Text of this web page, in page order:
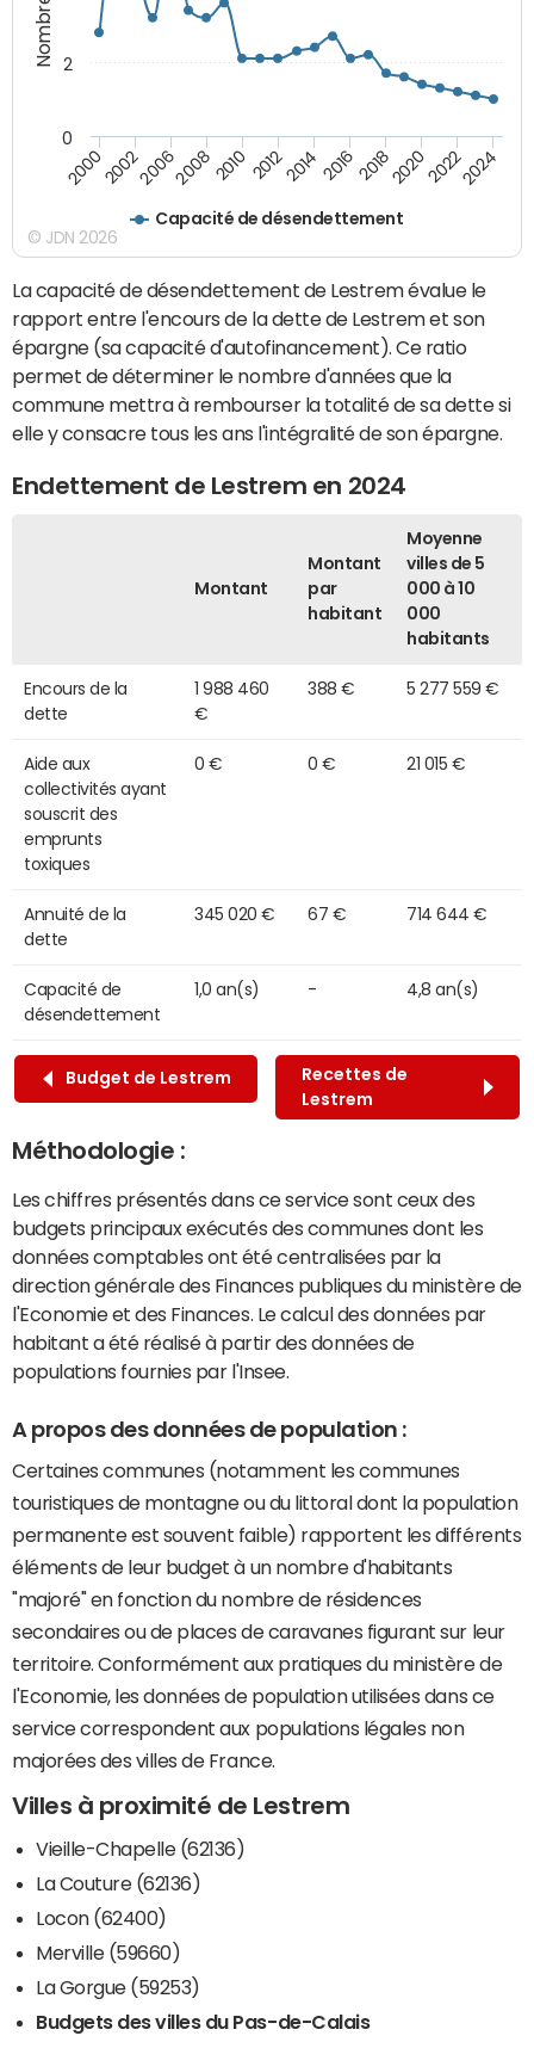
Capacité de désendettement
20002002200620082010 2012201420162018202020222024
0
2
© JDN 2026
La capacité de désendettement de Lestrem évalue le
rapport entre l'encours de la dette de Lestrem et son
épargne (sa capacité d'autofinancement). Ce ratio
permet de déterminer le nombre d'années que la
commune mettra à rembourser la totalité de sa dette si
elle y consacre tous les ans l'intégralité de son épargne.
Endettement de Lestrem en 2024
Montant
Montant
par
habitant
Moyenne
villes de 5
000 à 10
000
habitants
Encours de la
dette
1 988 460
€
388 € 5 277 559 €
Aide aux
collectivités ayant
souscrit des
emprunts
toxiques
0 € 0 € 21 015 €
Annuité de la
dette
345 020 € 67 € 714 644 €
Capacité de
désendettement
1,0 an(s) - 4,8 an(s)
Budget de Lestrem
Recettes de
Lestrem
Méthodologie :
Les chiffres présentés dans ce service sont ceux des
budgets principaux exécutés des communes dont les
données comptables ont été centralisées par la
direction générale des Finances publiques du ministère de
l'Economie et des Finances. Le calcul des données par
habitant a été réalisé à partir des données de
populations fournies par l'Insee.
A propos des données de population :
Certaines communes (notamment les communes
touristiques de montagne ou du littoral dont la population
permanente est souvent faible) rapportent les différents
éléments de leur budget à un nombre d'habitants
"majoré" en fonction du nombre de résidences
secondaires ou de places de caravanes figurant sur leur
territoire. Conformément aux pratiques du ministère de
l'Economie, les données de population utilisées dans ce
service correspondent aux populations légales non
majorées des villes de France.
Villes à proximité de Lestrem
Vieille-Chapelle (62136)
La Couture (62136)
Locon (62400)
Merville (59660)
La Gorgue (59253)
Budgets des villes du Pas-de-Calais